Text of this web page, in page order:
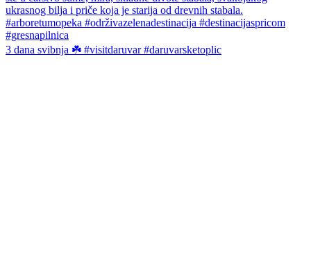
3 dana svibnja ☘️ #visitdaruvar #daruvarsketoplic